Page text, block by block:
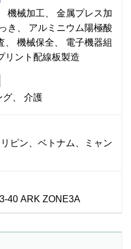
機械加工
金属プレス加
き
アルミニウム陽極酸
機械保全
電子機器組
リント配線板製造
グ 介護
ピン、ベトナム、ミャン
40 ARK ZONE3A